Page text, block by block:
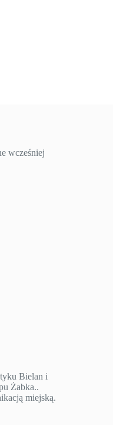
wcześniej
Bielan i
Żabka..
miejską.